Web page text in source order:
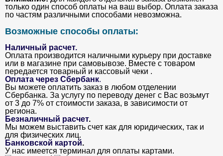
только один способ оплаты на ваш выбор. Оплата заказа
по частям различными способами невозможна.
Возможные способы оплаты:
Наличный расчет.
Оплата производится наличными курьеру при доставке
или в магазине при самовывозе. Вместе с товаром
передается товарный и кассовый чеки .
Оплата через Сбербанк.
Вы можете оплатить заказ в любом отделении
Сбербанка. За услугу по переводу денег с Вас возьмут
от 3 до 7% от стоимости заказа, в зависимости от
региона.
Безналичный расчет.
Мы можем выставить счет как для юридических, так и
для физических лиц.
Банковской картой.
У нас имеется терминал для оплаты картами.